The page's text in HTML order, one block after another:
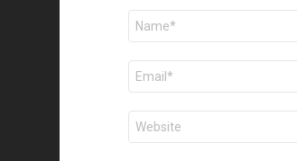
Naam
E-
mail
*
Site